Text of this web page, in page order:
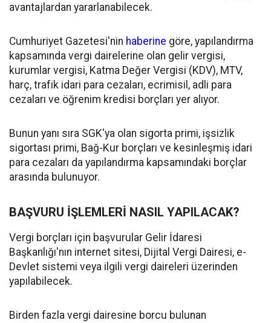
avantajlardan yararlanabilecek.
Cumhuriyet Gazetesi'nin haberine göre, yapılandırma
kapsamında vergi dairelerine olan gelir vergisi,
kurumlar vergisi, Katma Değer Vergisi (KDV), MTV,
harç, trafik idari para cezaları, ecrimisil, adli para
cezaları ve öğrenim kredisi borçları yer alıyor.
Bunun yanı sıra SGK'ya olan sigorta primi, işsizlik
sigortası primi, Bağ-Kur borçları ve kesinleşmiş idari
para cezaları da yapılandırma kapsamındaki borçlar
arasında bulunuyor.
BAŞVURU İŞLEMLERİ NASIL YAPILACAK?
Vergi borçları için başvurular Gelir İdaresi
Başkanlığı'nın internet sitesi, Dijital Vergi Dairesi, e-
Devlet sistemi veya ilgili vergi daireleri üzerinden
yapılabilecek.
Birden fazla vergi dairesine borcu bulunan